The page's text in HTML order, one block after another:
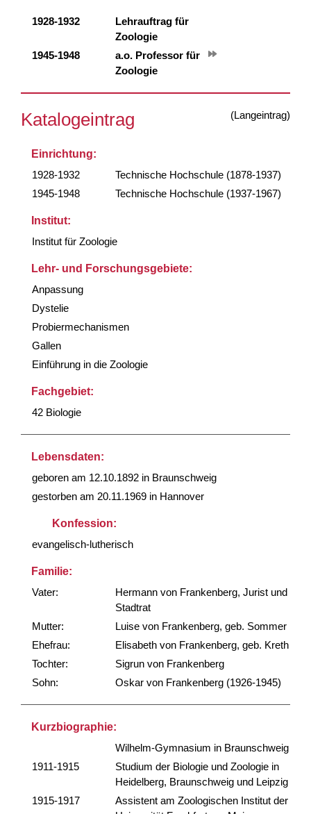
1928-1932
Lehrauftrag für
Zoologie
1945-1948
a.o. Professor für
Zoologie
(Langeintrag)
Katalogeintrag
Einrichtung:
1928-1932
Technische Hochschule (1878-1937)
1945-1948
Technische Hochschule (1937-1967)
Institut:
Institut für Zoologie
Lehr- und Forschungsgebiete:
Anpassung
Dystelie
Probiermechanismen
Gallen
Einführung in die Zoologie
Fachgebiet:
42 Biologie
Lebensdaten:
geboren am 12.10.1892 in Braunschweig
gestorben am 20.11.1969 in Hannover
Konfession:
evangelisch-lutherisch
Familie:
Vater:
Hermann von Frankenberg, Jurist und
Stadtrat
Mutter:
Luise von Frankenberg, geb. Sommer
Ehefrau:
Elisabeth von Frankenberg, geb. Kreth
Tochter:
Sigrun von Frankenberg
Sohn:
Oskar von Frankenberg (1926-1945)
Kurzbiographie:
Wilhelm-Gymnasium in Braunschweig
1911-1915
Studium der Biologie und Zoologie in
Heidelberg, Braunschweig und Leipzig
1915-1917
Assistent am Zoologischen Institut der